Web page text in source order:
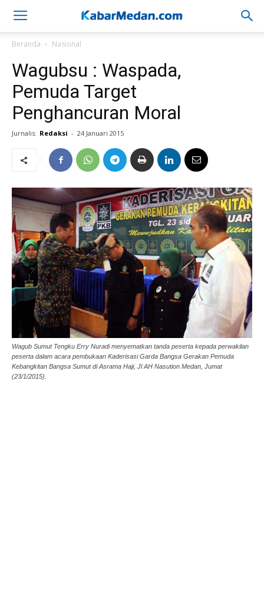
Beranda Nasional
Wagubsu : Waspada,
Pemuda Target
Penghancuran Moral
Jurnalis: Redaksi - 24 Januari 2015
Wagub Sumut Tengku Erry Nuradi menyematkan tanda peserta kepada perwakilan
peserta dalam acara pembukaan Kaderisasi Garda Bangsa Gerakan Pemuda
Kebangkitan Bangsa Sumut di Asrama Haji, Jl AH Nasution Medan, Jumat
(23/1/2015).